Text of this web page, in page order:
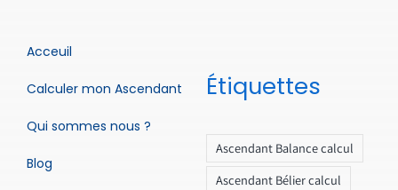
Acceuil
Calculer mon Ascendant
Qui sommes nous ?
Blog
Étiquettes
Ascendant Balance calcul
Ascendant Bélier calcul